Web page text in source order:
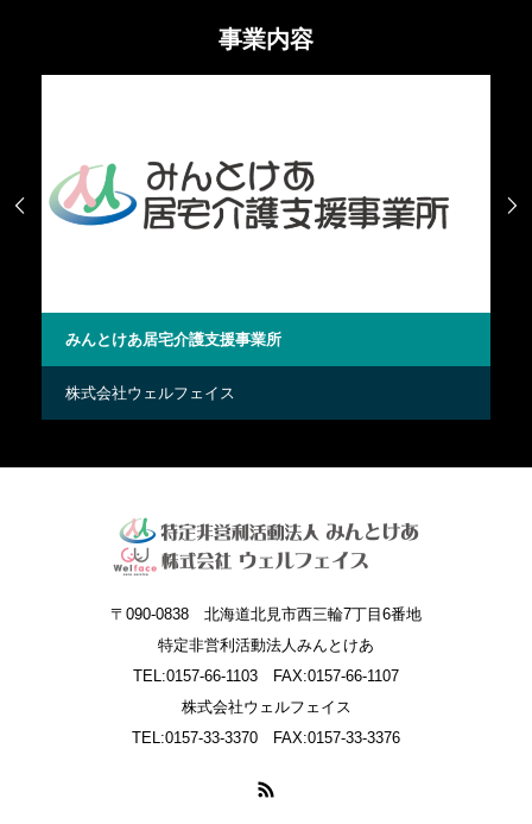
事業内容
みんとけあ居宅介護支援事業所
株式会社ウェルフェイス
 
〒090-0838 北海道北見市西三輪7丁目6番地
特定非営利活動法人みんとけあ
TEL:0157-66-1103 FAX:0157-66-1107
株式会社ウェルフェイス
TEL:0157-33-3370 FAX:0157-33-3376